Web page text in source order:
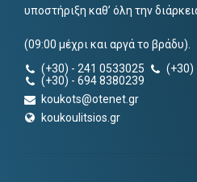
υποστήριξη καθ’ όλη την
(09:00 μέχρι και αργά το βράδυ).
(+30) - 241 0533025
(+30)
(+30) - 694 8380239
koukots@otenet.gr
koukoulitsios.gr